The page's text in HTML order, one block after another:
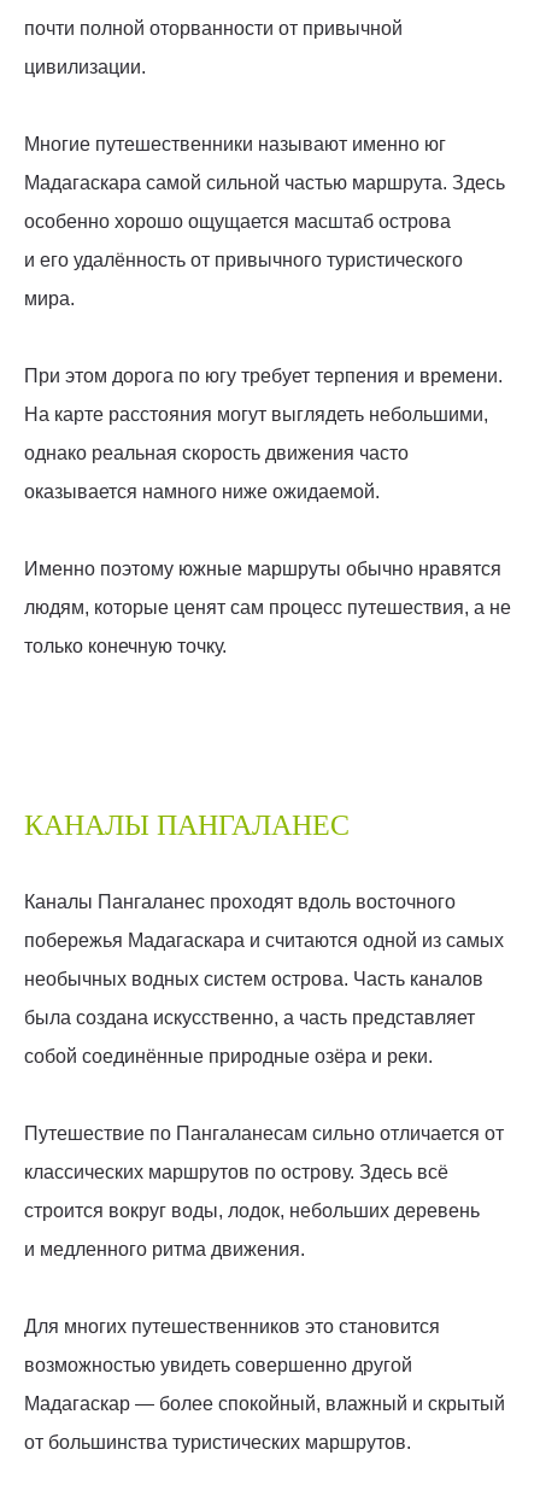
почти полной оторванности от привычной
цивилизации.
Многие путешественники называют именно юг
Мадагаскара самой сильной частью маршрута. Здесь
особенно хорошо ощущается масштаб острова
и его удалённость от привычного туристического
мира.
При этом дорога по югу требует терпения и времени.
На карте расстояния могут выглядеть небольшими,
однако реальная скорость движения часто
оказывается намного ниже ожидаемой.
Именно поэтому южные маршруты обычно нравятся
людям, которые ценят сам процесс путешествия, а не
только конечную точку.
КАНАЛЫ ПАНГАЛАНЕС
Каналы Пангаланес проходят вдоль восточного
побережья Мадагаскара и считаются одной из самых
необычных водных систем острова. Часть каналов
была создана искусственно, а часть представляет
собой соединённые природные озёра и реки.
Путешествие по Пангаланесам сильно отличается от
классических маршрутов по острову. Здесь всё
строится вокруг воды, лодок, небольших деревень
и медленного ритма движения.
Для многих путешественников это становится
возможностью увидеть совершенно другой
Мадагаскар — более спокойный, влажный и скрытый
от большинства туристических маршрутов.